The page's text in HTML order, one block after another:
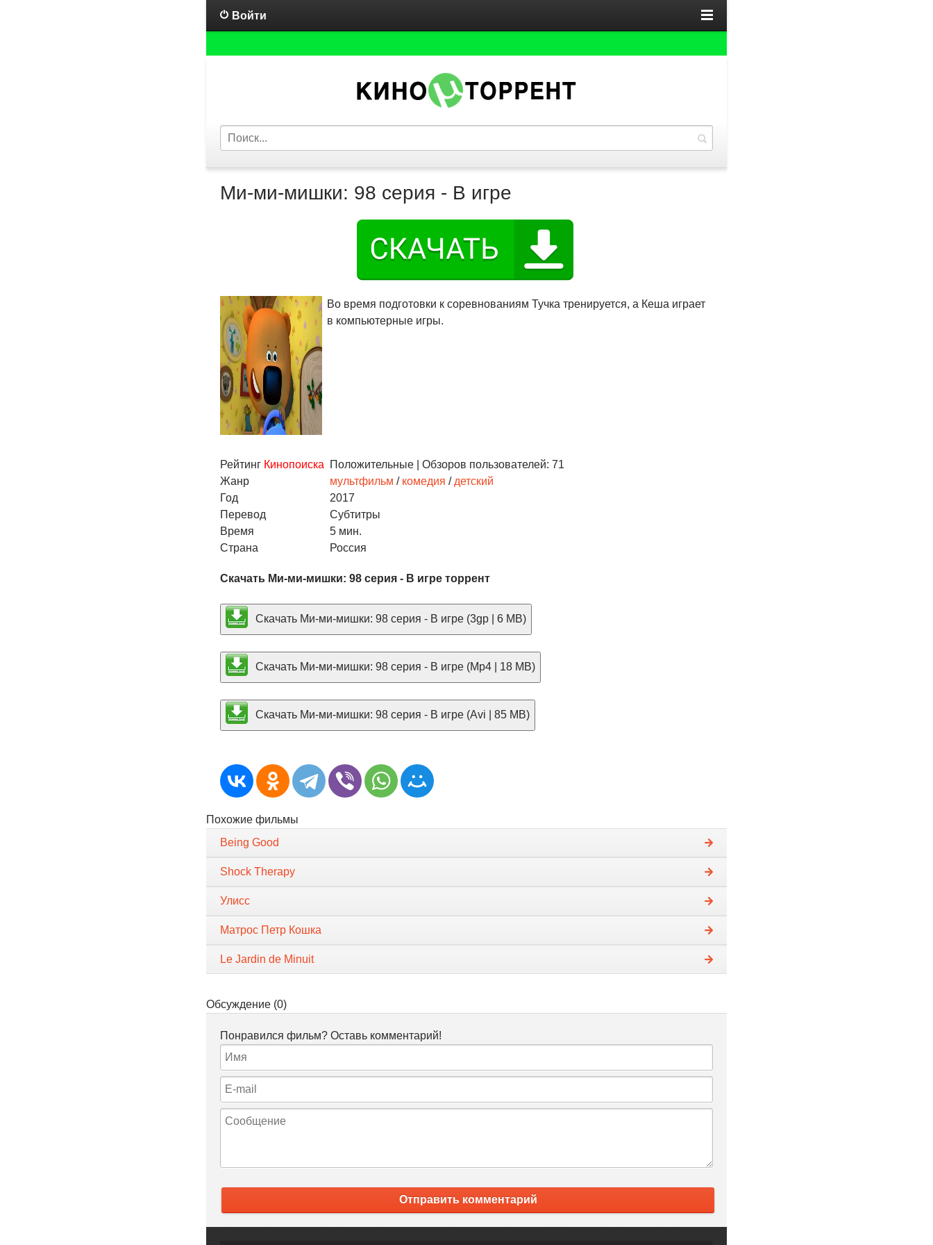
Войти
Ми-ми-мишки: 98 серия - В игре
Во время подготовки к соревнованиям Тучка тренируется, а Кеша играет
в компьютерные игры.
Рейтинг Кинопоиска Положительные | Обзоров пользователей: 71
Жанр
мультфильм / комедия / детский
Год
2017
Перевод
Субтитры
Время
5 мин.
Страна
Россия
Скачать Ми-ми-мишки: 98 серия - В игре торрент
Скачать Ми-ми-мишки: 98 серия - В игре (3gp | 6 MB)
Скачать Ми-ми-мишки: 98 серия - В игре (Mp4 | 18 MB)
Скачать Ми-ми-мишки: 98 серия - В игре (Avi | 85 MB)
Похожие фильмы
Being Good
Shock Therapy
Улисс
Матрос Петр Кошка
Le Jardin de Minuit
Обсуждение (0)
Понравился фильм? Оставь комментарий!
Отправить комментарий